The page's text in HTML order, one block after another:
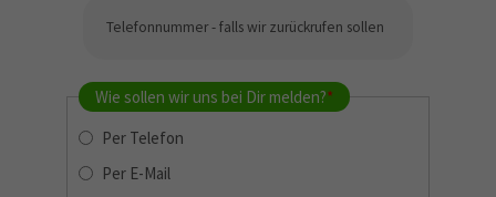
Wie sollen wir uns bei Dir melden?*
Per Telefon
Per E-Mail